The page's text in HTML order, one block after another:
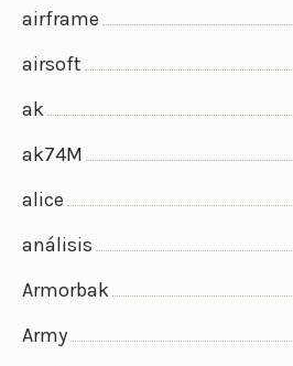
airframe
airsoft
ak
ak74M
alice
análisis
Armorbak
Army